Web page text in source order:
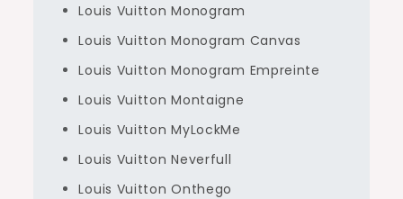
Louis Vuitton Monogram
Louis Vuitton Monogram Canvas
Louis Vuitton Monogram Empreinte
Louis Vuitton Montaigne
Louis Vuitton MyLockMe
Louis Vuitton Neverfull
Louis Vuitton Onthego